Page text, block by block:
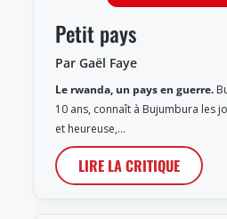
Petit pays
Par Gaël Faye
Le rwanda, un pays en guerre.
10 ans, connaît à Bujumbura les
et heureuse,…
LIRE LA CRITIQUE